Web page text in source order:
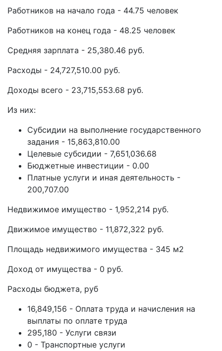
Работников на начало года - 44.75 человек
Работников на конец года - 48.25 человек
Средняя зарплата - 25,380.46 руб.
Расходы - 24,727,510.00 руб.
Доходы всего - 23,715,553.68 руб.
Из них:
Субсидии на выполнение государственного
задания - 15,863,810.00
Целевые субсидии - 7,651,036.68
Бюджетные инвестиции - 0.00
Платные услуги и иная деятельность -
200,707.00
Недвижимое имущество - 1,952,214 руб.
Движимое имущество - 11,872,322 руб.
Площадь недвижимого имущества - 345 м2
Доход от имущества - 0 руб.
Расходы бюджета, руб
16,849,156 - Оплата труда и начисления на
выплаты по оплате труда
295,180 - Услуги связи
0 - Транспортные услуги